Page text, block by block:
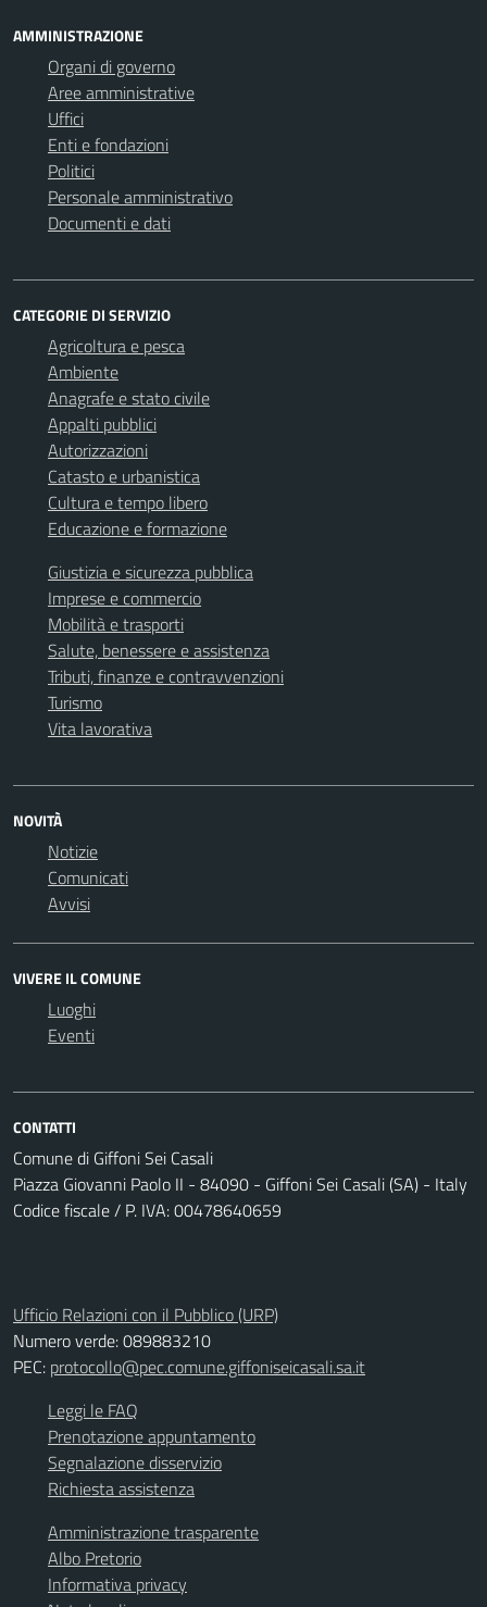
AMMINISTRAZIONE
Organi di governo
Aree amministrative
Uffici
Enti e fondazioni
Politici
Personale amministrativo
Documenti e dati
CATEGORIE DI SERVIZIO
Agricoltura e pesca
Ambiente
Anagrafe e stato civile
Appalti pubblici
Autorizzazioni
Catasto e urbanistica
Cultura e tempo libero
Educazione e formazione
Giustizia e sicurezza pubblica
Imprese e commercio
Mobilità e trasporti
Salute, benessere e assistenza
Tributi, finanze e contravvenzioni
Turismo
Vita lavorativa
NOVITÀ
Notizie
Comunicati
Avvisi
VIVERE IL COMUNE
Luoghi
Eventi
CONTATTI
Comune di Giffoni Sei Casali
Piazza Giovanni Paolo II - 84090 - Giffoni Sei Casali (SA) - Italy
Codice fiscale / P. IVA: 00478640659
Ufficio Relazioni con il Pubblico (URP)
Numero verde: 089883210
PEC: protocollo@pec.comune.giffoniseicasali.sa.it
Leggi le FAQ
Prenotazione appuntamento
Segnalazione disservizio
Richiesta assistenza
Amministrazione trasparente
Albo Pretorio
Informativa privacy